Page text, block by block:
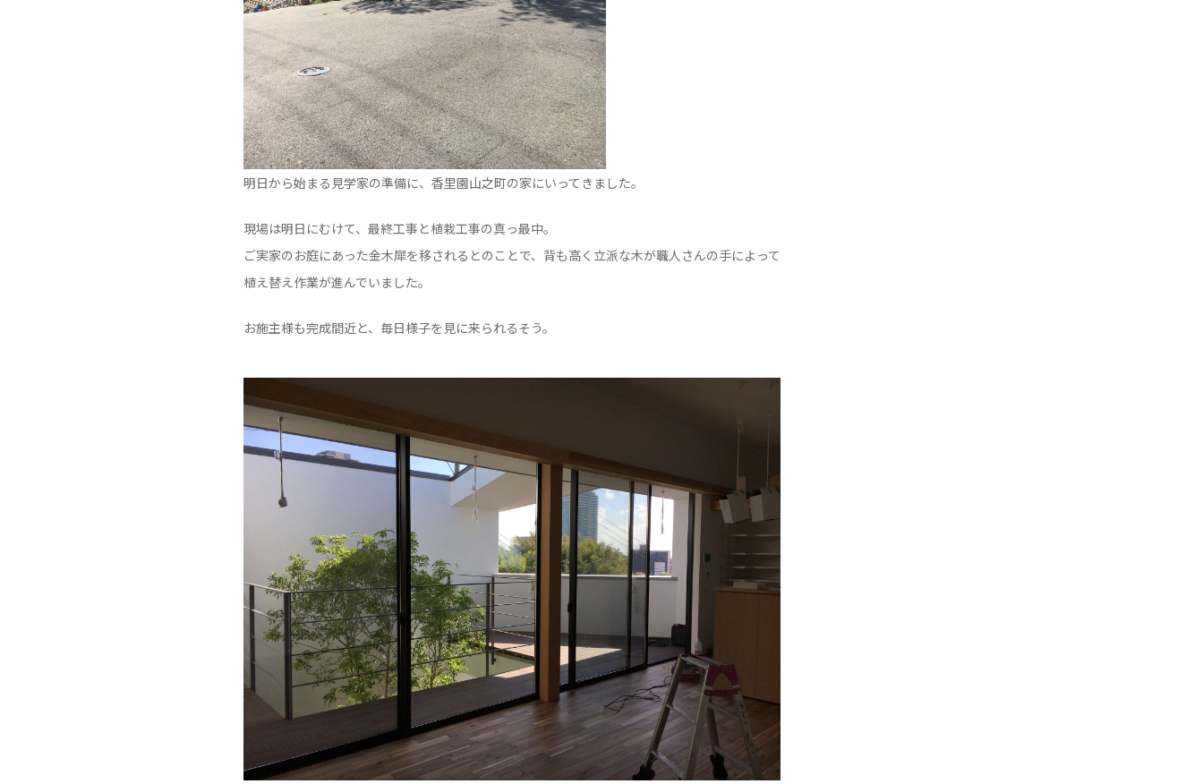
明日から始まる見学家の準備に、香里園山之町の家にいってきました。
現場は明日にむけて、最終工事と植栽工事の真っ最中。
ご実家のお庭にあった金木犀を移されるとのことで、背も高く立派な木が職人さんの手によって
植え替え作業が進んでいました。
お施主様も完成間近と、毎日様子を見に来られるそう。